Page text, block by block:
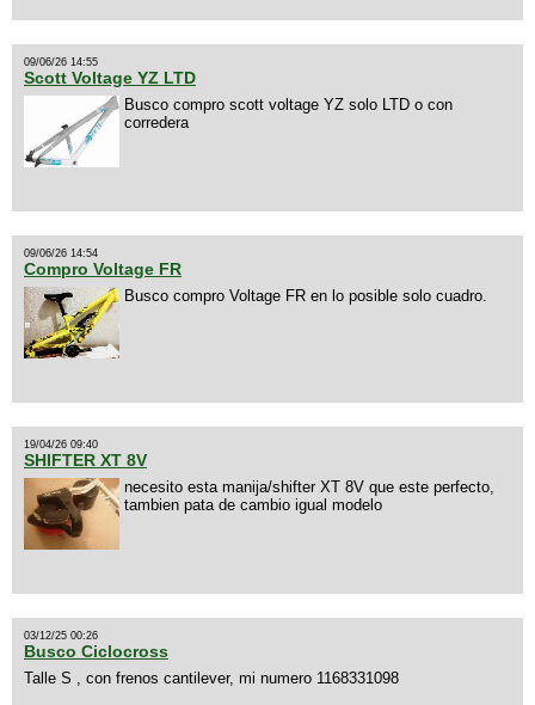
09/06/26 14:55
Scott Voltage YZ LTD
Busco compro scott voltage YZ solo LTD o con
corredera
09/06/26 14:54
Compro Voltage FR
Busco compro Voltage FR en lo posible solo cuadro.
19/04/26 09:40
SHIFTER XT 8V
necesito esta manija/shifter XT 8V que este perfecto,
tambien pata de cambio igual modelo
03/12/25 00:26
Busco Ciclocross
Talle S , con frenos cantilever, mi numero 1168331098